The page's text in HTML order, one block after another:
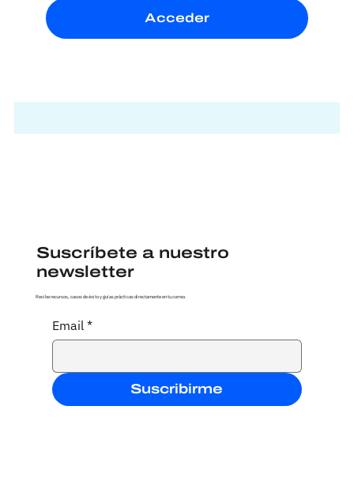
Acceder
Suscríbete a nuestro
newsletter
Recibe recursos, casos de éxito y guías prácticas directamente en tu correo.
Email *
Suscribirme